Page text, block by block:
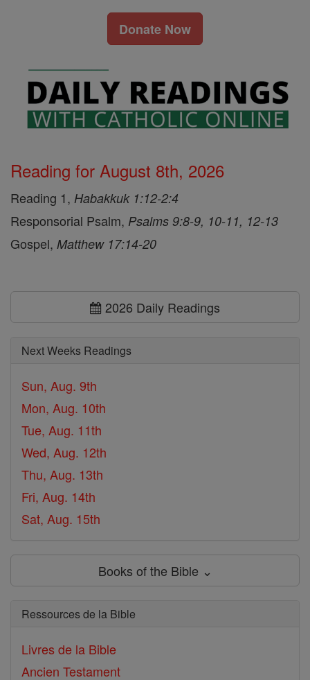
Donate Now
Reading for August 8th, 2026
Reading 1, Habakkuk 1:12-2:4
Responsorial Psalm, Psalms 9:8-9, 10-11, 12-13
Gospel, Matthew 17:14-20
2026 Daily Readings
Next Weeks Readings
Sun, Aug. 9th
Mon, Aug. 10th
Tue, Aug. 11th
Wed, Aug. 12th
Thu, Aug. 13th
Fri, Aug. 14th
Sat, Aug. 15th
Books of the Bible ⌄
Ressources de la Bible
Livres de la Bible
Ancien Testament